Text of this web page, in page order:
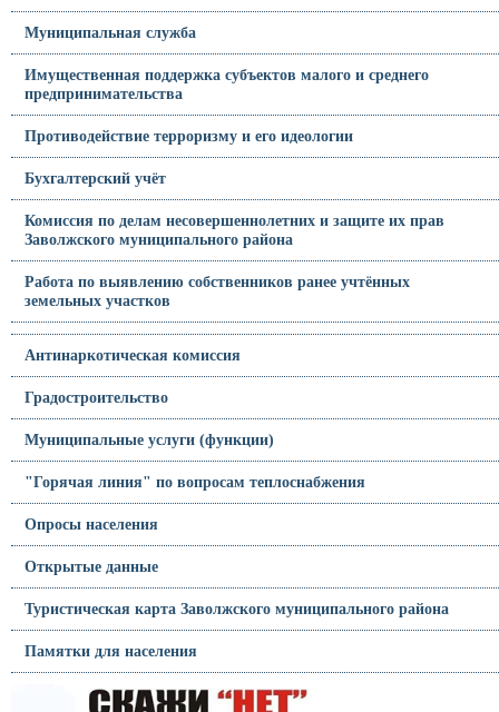
Муниципальная служба
Имущественная поддержка субъектов малого и среднего
предпринимательства
Противодействие терроризму и его идеологии
Бухгалтерский учёт
Комиссия по делам несовершеннолетних и защите их прав
Заволжского муниципального района
Работа по выявлению собственников ранее учтённых
земельных участков
Антинаркотическая комиссия
Градостроительство
Муниципальные услуги (функции)
"Горячая линия" по вопросам теплоснабжения
Опросы населения
Открытые данные
Туристическая карта Заволжского муниципального района
Памятки для населения